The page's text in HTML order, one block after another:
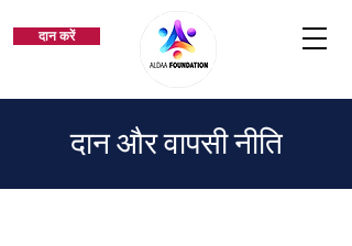
दान करें
दान और वापसी नीति